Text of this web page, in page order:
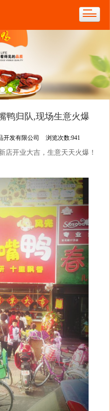
鸭归队,现场生意火爆
开发有限公司 浏览次数:941
店开业大吉，生意天天火爆！